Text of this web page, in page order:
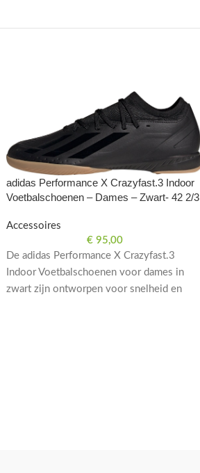
adidas Performance X Crazyfast.3 Indoor
Voetbalschoenen – Dames – Zwart- 42 2/3
Accessoires
€ 95,00
De adidas Performance X Crazyfast.3
Indoor Voetbalschoenen voor dames in
zwart zijn ontworpen voor snelheid en